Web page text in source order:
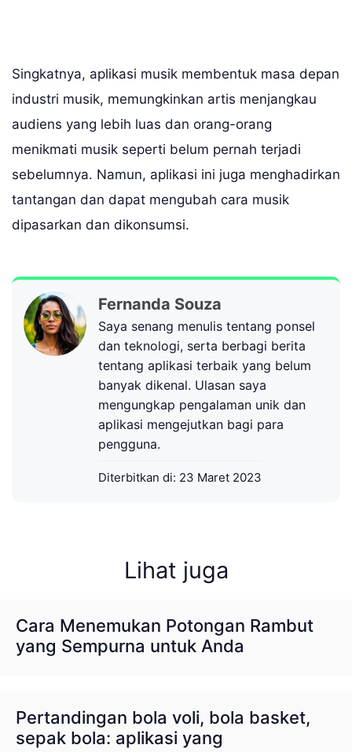
Singkatnya, aplikasi musik membentuk masa depan
industri musik, memungkinkan artis menjangkau
audiens yang lebih luas dan orang-orang
menikmati musik seperti belum pernah terjadi
sebelumnya. Namun, aplikasi ini juga menghadirkan
tantangan dan dapat mengubah cara musik
dipasarkan dan dikonsumsi.
Fernanda Souza
Saya senang menulis tentang ponsel
dan teknologi, serta berbagi berita
tentang aplikasi terbaik yang belum
banyak dikenal. Ulasan saya
mengungkap pengalaman unik dan
aplikasi mengejutkan bagi para
pengguna.
Diterbitkan di: 23 Maret 2023
Lihat juga
Cara Menemukan Potongan Rambut
yang Sempurna untuk Anda
Pertandingan bola voli, bola basket,
sepak bola: aplikasi yang